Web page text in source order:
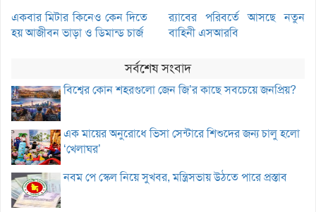
একবার মিটার কিনেও কেন দিতে
হয় আজীবন ভাড়া ও ডিমান্ড চার্জ
র‌্যাবের পরিবর্তে আসছে নতুন
বাহিনী এসআরবি
সর্বশেষ সংবাদ
বিশ্বের কোন শহরগুলো জেন জি’র কাছে সবচেয়ে জনপ্রিয়?
এক মায়ের অনুরোধে ভিসা সেন্টারে শিশুদের জন্য চালু হলো
‘খেলাঘর’
নবম পে স্কেল নিয়ে সুখবর, মন্ত্রিসভায় উঠতে পারে প্রস্তাব